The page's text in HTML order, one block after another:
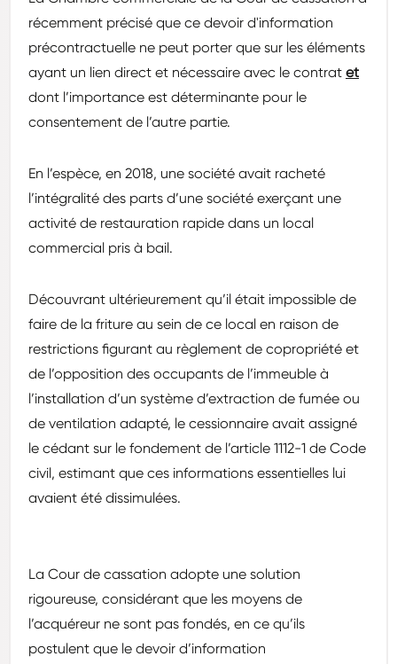
récemment précisé que ce devoir d'information
précontractuelle ne peut porter que sur les éléments
ayant un lien direct et nécessaire avec le contrat et
dont l’importance est déterminante pour le
consentement de l’autre partie.
En l’espèce, en 2018, une société avait racheté
l’intégralité des parts d’une société exerçant une
activité de restauration rapide dans un local
commercial pris à bail.
Découvrant ultérieurement qu’il était impossible de
faire de la friture au sein de ce local en raison de
restrictions figurant au règlement de copropriété et
de l’opposition des occupants de l’immeuble à
l’installation d’un système d’extraction de fumée ou
de ventilation adapté, le cessionnaire avait assigné
le cédant sur le fondement de l’article 1112-1 de Code
civil, estimant que ces informations essentielles lui
avaient été dissimulées.
La Cour de cassation adopte une solution
rigoureuse, considérant que les moyens de
l’acquéreur ne sont pas fondés, en ce qu’ils
postulent que le devoir d’information